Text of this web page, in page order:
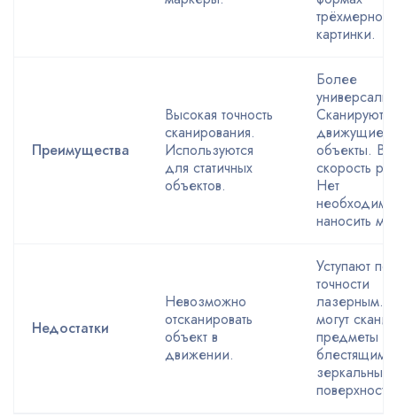
трёхмерной
картинки.
Преимущества
Высокая точность
сканирования.
Используются
для статичных
объектов.
Более
Сканируют
движущиеся
объекты.
скорость
Нет
наносить
Недостатки
Невозможно
отсканировать
объект в
движении.
Уступают по
точности
лазерным.
могут
предметы с